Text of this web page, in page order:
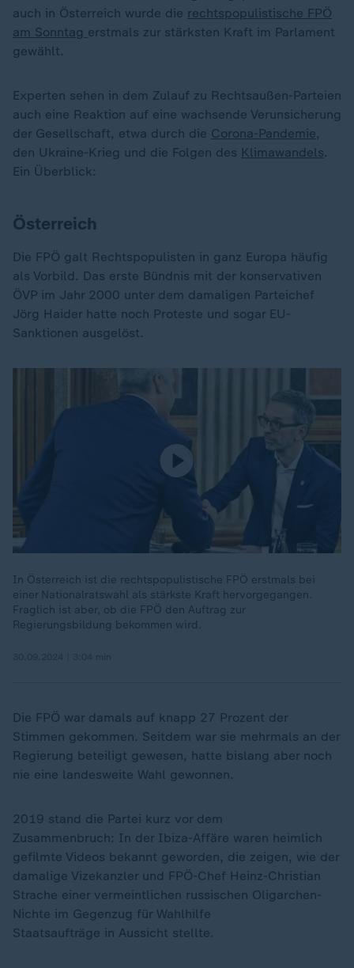
auch in Österreich wurde die rechtspopulistische FPÖ
am Sonntag erstmals zur stärksten Kraft im Parlament
gewählt.
Experten sehen in dem Zulauf zu Rechtsaußen-Parteien
auch eine Reaktion auf eine wachsende Verunsicherung
der Gesellschaft, etwa durch die Corona-Pandemie,
den Ukraine-Krieg und die Folgen des Klimawandels.
Ein Überblick:
Österreich
Die FPÖ galt Rechtspopulisten in ganz Europa häufig
als Vorbild. Das erste Bündnis mit der konservativen
ÖVP im Jahr 2000 unter dem damaligen Parteichef
Jörg Haider hatte noch Proteste und sogar EU-
Sanktionen ausgelöst.
In Österreich ist die rechtspopulistische FPÖ erstmals bei
einer Nationalratswahl als stärkste Kraft hervorgegangen.
Fraglich ist aber, ob die FPÖ den Auftrag zur
Regierungsbildung bekommen wird.
Die FPÖ war damals auf knapp 27 Prozent der
Stimmen gekommen. Seitdem war sie mehrmals an der
Regierung beteiligt gewesen, hatte bislang aber noch
nie eine landesweite Wahl gewonnen.
2019 stand die Partei kurz vor dem
Zusammenbruch: In der Ibiza-Affäre waren heimlich
gefilmte Videos bekannt geworden, die zeigen, wie der
damalige Vizekanzler und FPÖ-Chef Heinz-Christian
Strache einer vermeintlichen russischen Oligarchen-
Nichte im Gegenzug für Wahlhilfe
Staatsaufträge in Aussicht stellte.